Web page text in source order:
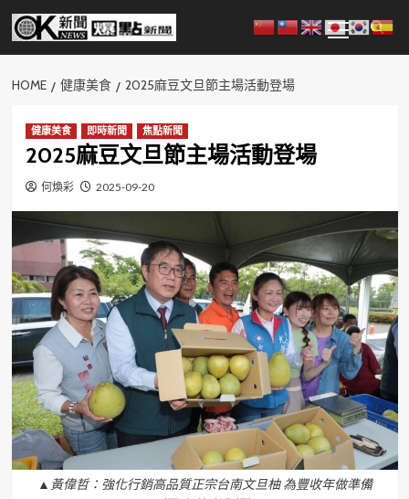
Skip
content
Menu
HOME 健康美食 2025麻豆文旦節主場活動登場
健康美食 即時新聞 焦點新聞
2025麻豆文旦節主場活動登場
何煥彩 2025-09-20
▲黃偉哲：強化行銷高品質正宗台南文旦柚 為豐收年做準備